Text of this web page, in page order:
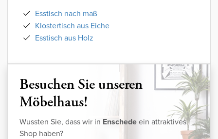
Esstisch nach maß
Klostertisch aus Eiche
Esstisch aus Holz
Besuchen Sie unseren
Möbelhaus!
Wussten Sie, dass wir in Enschedeein attraktives
Shop haben?